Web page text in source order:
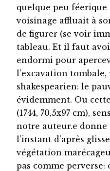
quelque peu féerique
voisinage affluait à
de figurer (se voir
tableau. Et il faut
endormi pour
l’excavation
shakespearien: le
évidemment. Ou
(1744, 70,5x97 cm),
notre auteur.e donne
l’instant d’après
végétation
pas comme perverse: